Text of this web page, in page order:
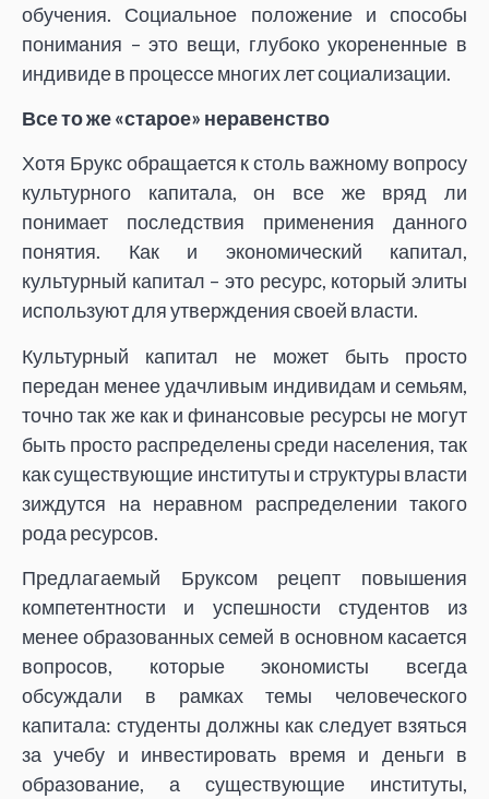
обучения. Социальное положение и способы
понимания – это вещи, глубоко укорененные в
индивиде в процессе многих лет социализации.
Все то же «старое» неравенство
Хотя Брукс обращается к столь важному вопросу
культурного капитала, он все же вряд ли
понимает последствия применения данного
понятия. Как и экономический капитал,
культурный капитал – это ресурс, который элиты
используют для утверждения своей власти.
Культурный капитал не может быть просто
передан менее удачливым индивидам и семьям,
точно так же как и финансовые ресурсы не могут
быть просто распределены среди населения, так
как существующие институты и структуры власти
зиждутся на неравном распределении такого
рода ресурсов.
Предлагаемый Бруксом рецепт повышения
компетентности и успешности студентов из
менее образованных семей в основном касается
вопросов, которые экономисты всегда
обсуждали в рамках темы человеческого
капитала: студенты должны как следует взяться
за учебу и инвестировать время и деньги в
образование, а существующие институты,